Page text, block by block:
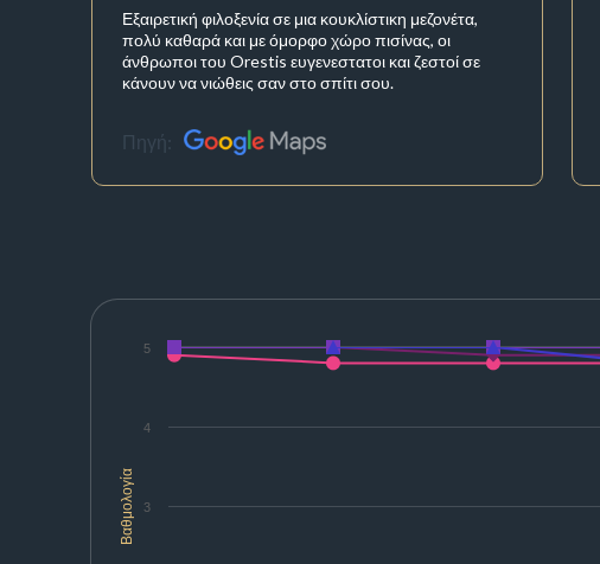
Εξαιρετική φιλοξενία σε μια κουκλίστικη μεζονέτα,
πολύ καθαρά και με όμορφο χώρο πισίνας, οι
άνθρωποι του Orestis ευγενεστατοι και ζεστοί σε
κάνουν να νιώθεις σαν στο σπίτι σου.
Πηγή:
Βαθμολογία 3
4
5